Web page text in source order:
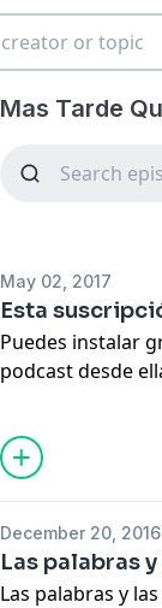
Mas Tarde
May 02, 2017
Esta
Puedes instalar
podcast desde
mundial de
December 20, 2016
Las palabras
Las palabras y